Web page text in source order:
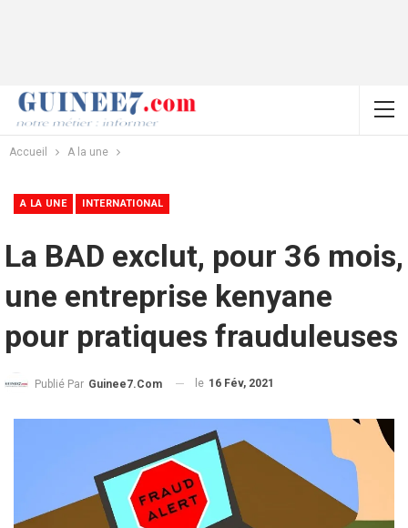
Accueil A la une
A LA UNE INTERNATIONAL
La BAD exclut, pour 36 mois,
une entreprise kenyane
pour pratiques frauduleuses
Publié Par Guinee7.com le 16 Fév, 2021